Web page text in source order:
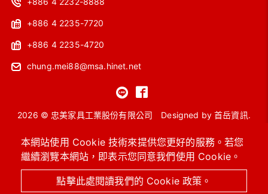
本網站使用 Cookie 技術來提供您更好的服務。若您
繼續瀏覽本網站，即表示您同意我們使用 Cookie。
點擊此處閱讀我們的 Cookie 政策。
+886 4 2235-7720
+886 4 2235-4720
chung.mei88@msa.hinet.net
2026 © 忠美家具工業股份有限公司 Designed by首岳資訊.
OA主管桌 工作站 會議桌 洽談桌椅
高級沙發
系統櫥櫃 / 圖書館設備
進口保險箱
OA辦公椅 / 功能椅
辦公OA屏風 / 辦公隔間